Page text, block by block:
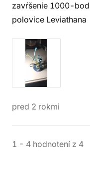
zavŕšenie 1000-
polovice Leviathana
pred 2 rokmi
1 - 4 hodnotení z 4